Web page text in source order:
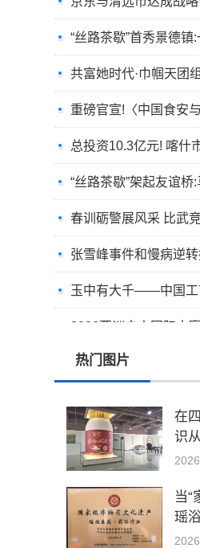
重磅官宣!〈中国食安
张雪峰事件和慢病逆
热门图片
在
识
当“
瑶
生活